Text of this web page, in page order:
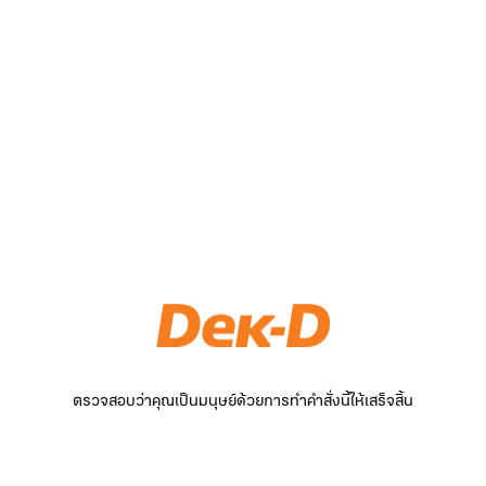
ตรวจสอบว่าคุณเป็นมนุษย์ด้วยการทำคำสั่งนี้ให้เสร็จสิ้น